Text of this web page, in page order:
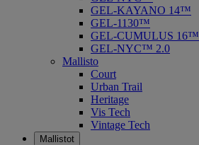
GEL-KAYANO 14™
GEL-1130™
GEL-CUMULUS 16™
GEL-NYC™ 2.0
Mallisto
Court
Urban Trail
Heritage
Vis Tech
Vintage Tech
Mallistot